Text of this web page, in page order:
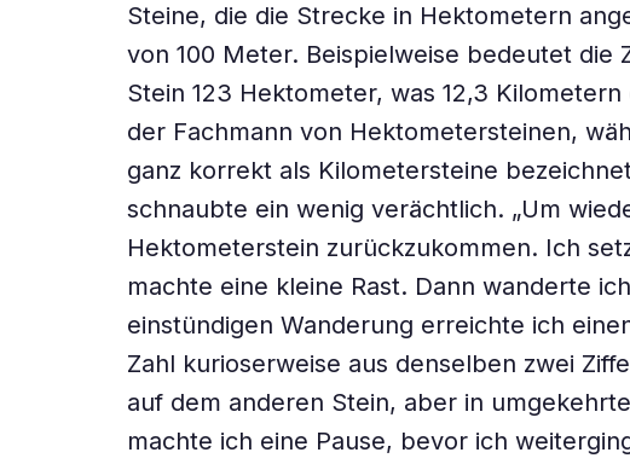
Steine, die die Strecke in Hektometern
von 100 Meter. Beispielweise bedeutet die
Stein 123 Hektometer, was 12,3
der Fachmann von Hektometersteinen,
ganz korrekt als Kilometersteine
schnaubte ein wenig verächtlich. „Um
Hektometerstein zurückzukommen. Ich
machte eine kleine Rast. Dann wanderte
einstündigen Wanderung erreichte ich
Zahl kurioserweise aus denselben zwei
auf dem anderen Stein, aber in
machte ich eine Pause, bevor ich